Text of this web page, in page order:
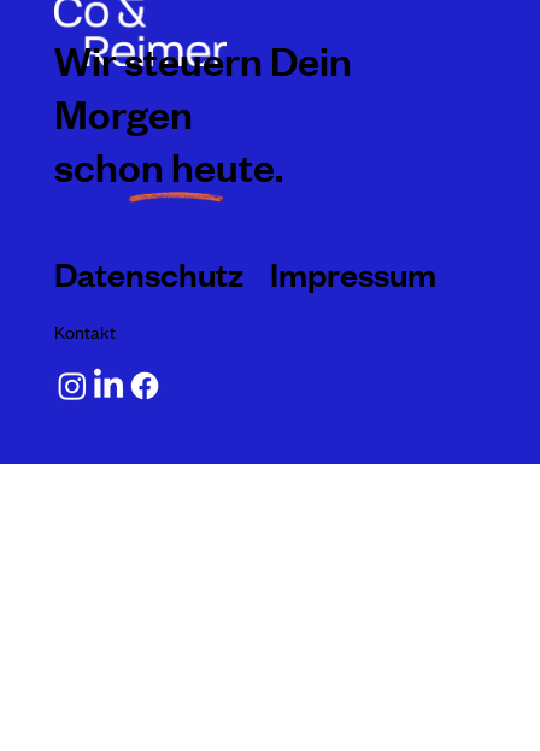
Wir steuern Dein
Morgen
schon heute.
Datenschutz Impressum
Kontakt